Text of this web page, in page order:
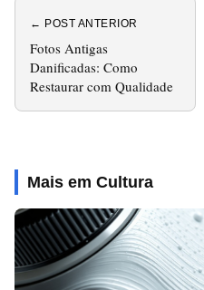
← POST ANTERIOR
Fotos Antigas
Danificadas: Como
Restaurar com Qualidade
Mais em Cultura